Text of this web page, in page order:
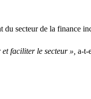
secteur de la finance
faciliter le secteur », a-t-